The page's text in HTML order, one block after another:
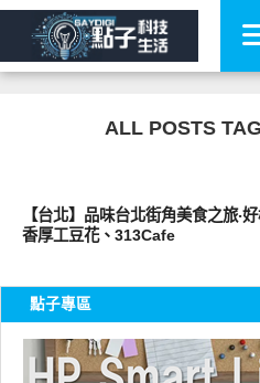
ALL POSTS
【台北】品味台北街角美食之旅‧
香厚工豆花、313Cafe
點子專區